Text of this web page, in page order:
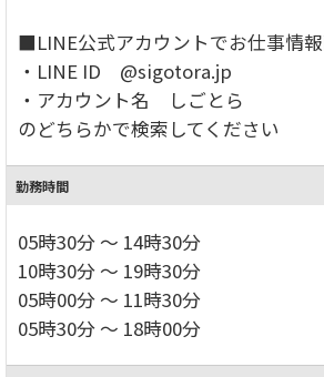
■LINE公式アカウントでお仕事情報
・LINE ID @sigotora.jp
・アカウント名 しごとら
のどちらかで検索してください
勤務時間
05時30分 ～ 14時30分
10時30分 ～ 19時30分
05時00分 ～ 11時30分
05時30分 ～ 18時00分